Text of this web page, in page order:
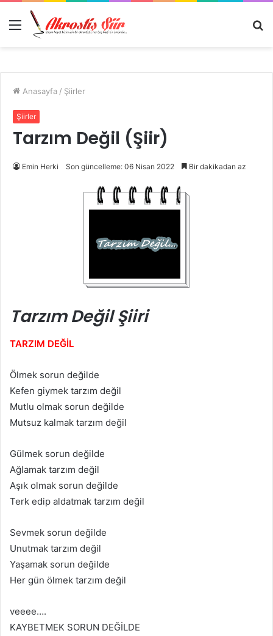
Menü
Anasayfa / Şiirler
Şiirler
Tarzım Değil (Şiir)
Emin Herki Son güncelleme: 06 Nisan 2022 Bir dakikadan az
Tarzım Değil Şiiri
TARZIM DEĞİL
Ölmek sorun değilde
Kefen giymek tarzım değil
Mutlu olmak sorun değilde
Mutsuz kalmak tarzım değil
Gülmek sorun değilde
Ağlamak tarzım değil
Aşık olmak sorun değilde
Terk edip aldatmak tarzım değil
Sevmek sorun değilde
Unutmak tarzım değil
Yaşamak sorun değilde
Her gün ölmek tarzım değil
veeee….
KAYBETMEK SORUN DEĞİLDE